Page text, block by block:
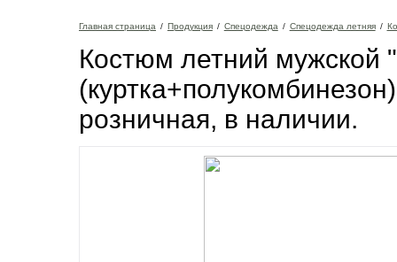
Главная страница / Продукция / Спецодежда / Спецодежда летняя /
Костюм летний мужской
розничная, в наличии.